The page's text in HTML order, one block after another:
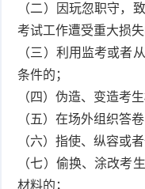
（二）因玩忽职守，
考试工作遭受重大损失
（三）利用监考或者
条件的；
（四）伪造、变造考
（五）在场外组织答
（六）指使、纵容或
（七）偷换、涂改考
材料的；